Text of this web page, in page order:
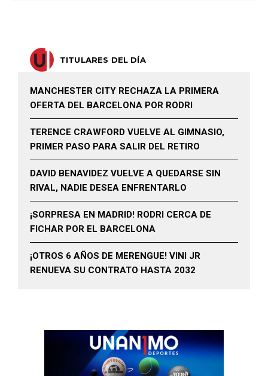
TITULARES DEL DÍA
MANCHESTER CITY RECHAZA LA PRIMERA
OFERTA DEL BARCELONA POR RODRI
TERENCE CRAWFORD VUELVE AL GIMNASIO,
PRIMER PASO PARA SALIR DEL RETIRO
DAVID BENAVIDEZ VUELVE A QUEDARSE SIN
RIVAL, NADIE DESEA ENFRENTARLO
¡SORPRESA EN MADRID! RODRI CERCA DE
FICHAR POR EL BARCELONA
¡OTROS 6 AÑOS DE MERENGUE! VINI JR
RENUEVA SU CONTRATO HASTA 2032